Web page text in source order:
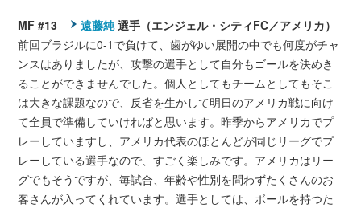
MF #13 遠藤純選手（エンジェル・シティFC／アメリカ）
前回ブラジルに0-1で負けて、歯がゆい展開の中でも何度がチャ
ンスはありましたが、攻撃の選手として自分もゴールを決めき
ることができませんでした。個人としてもチームとしてもそこ
は大きな課題なので、反省を生かして明日のアメリカ戦に向け
て全員で準備していければと思います。昨季からアメリカでプ
レーしていますし、アメリカ代表のほとんどが同じリーグでプ
レーしている選手なので、すごく楽しみです。アメリカはリー
グでもそうですが、毎試合、年齢や性別を問わずたくさんのお
客さんが入ってくれています。選手としては、ボールを持つた